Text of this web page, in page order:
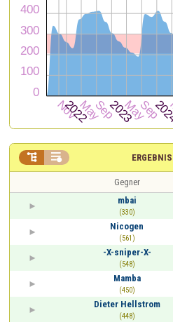
 
Gegner
mbai
(330)
Nicogen
(561)
-X-sniper-X-
(548)
Mamba
(450)
Dieter Hellstrom
(448)